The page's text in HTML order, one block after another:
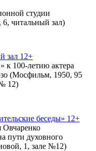
студии
читальный зал)
зал 12+
к 100-летию актера
(Мосфильм, 1950, 95
12)
беседы» 12+
Овчаренко
пути духовного
1, зале №12)